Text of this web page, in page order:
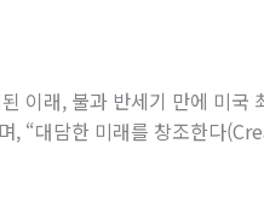
이래, 불과 반세기 만에 미국
, “대담한 미래를 창조한다